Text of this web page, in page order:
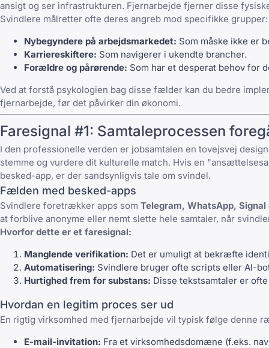
ansigt og ser infrastrukturen. Fjernarbejde fjerner disse
Svindlere målretter ofte deres angreb mod specifikke grupper:
Nybegyndere på arbejdsmarkedet: Som måske ikke er
Karriereskiftere: Som navigerer i ukendte brancher.
Forældre og pårørende: Som har et desperat behov for
Ved at forstå psykologien bag disse fælder kan du bedre
fjernarbejde, før det påvirker din økonomi.
Faresignal #1: Samtaleprocessen
I den professionelle verden er jobsamtalen en tovejsvej
stemme og vurdere dit kulturelle match. Hvis en
besked-app, er der sandsynligvis tale om svindel.
Fælden med besked-apps
Svindlere foretrækker apps som Telegram, WhatsApp,
at forblive anonyme eller nemt slette hele samtaler, når
Hvorfor dette er et faresignal:
Manglende verifikation: Det er umuligt at bekræfte
Automatisering: Svindlere bruger ofte scripts eller AI-
Hurtighed frem for substans: Disse tekstsamtaler er
Hvordan en legitim proces ser ud
En rigtig virksomhed med fjernarbejde vil typisk følge denne
E-mail-invitation: Fra et virksomhedsdomæne (f.eks.